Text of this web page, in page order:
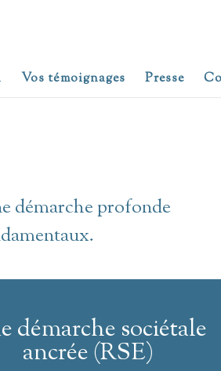
Vos témoignages Presse
démarche profonde
démarche sociétale
ancrée (RSE)